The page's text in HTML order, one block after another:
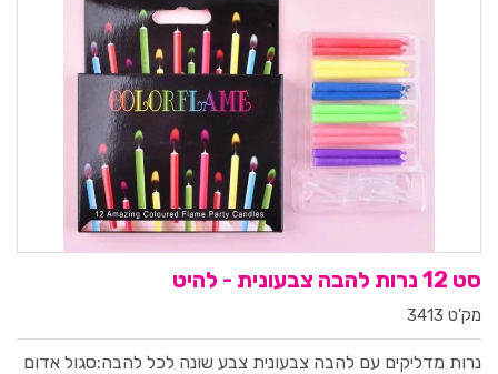
סט 12 נרות להבה צבעונית - להיט
מק'ט 3413
נרות מדליקים עם להבה צבעונית צבע שונה לכל להבה:סגול אדום